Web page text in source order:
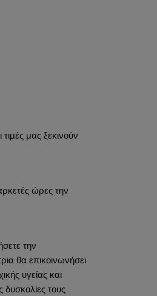
μας ξεκινούν
ώρες την
την
θα επικοινωνήσει
υγείας και
τους